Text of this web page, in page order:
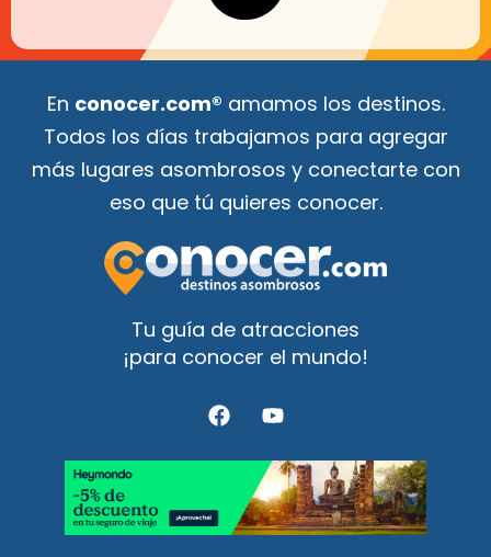
En conocer.com® amamos los destinos.
Todos los días trabajamos para agregar
más lugares asombrosos y conectarte con
eso que tú quieres conocer.
Tu guía de atracciones
¡para conocer el mundo!
F
a
e
o
o
Y
o
t
u
b
e